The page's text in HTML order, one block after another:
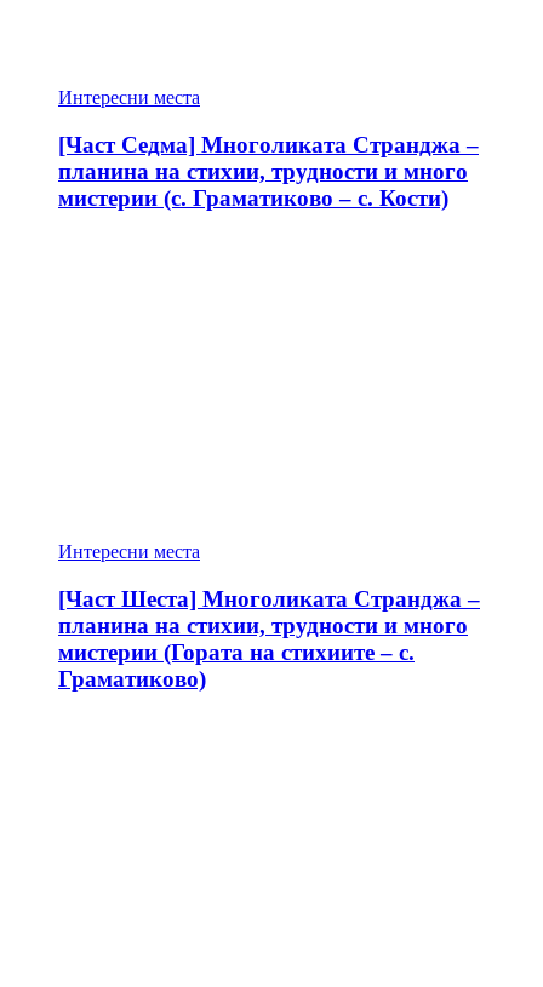
Интересни места
[Част Седма] Многоликата Странджа –
планина на стихии, трудности и много
мистерии (с. Граматиково – с. Кости)
Интересни места
[Част Шеста] Многоликата Странджа –
планина на стихии, трудности и много
мистерии (Гората на стихиите – с.
Граматиково)